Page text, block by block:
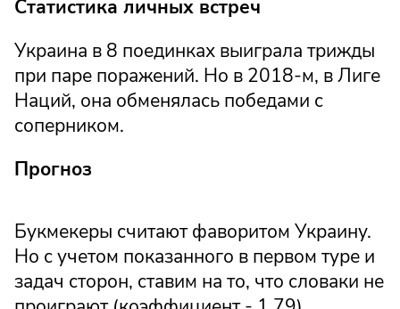
Статистика личных встреч
Украина в 8 поединках выиграла трижды
при паре поражений. Но в 2018-м, в Лиге
Наций, она обменялась победами с
соперником.
Прогноз
Букмекеры считают фаворитом Украину.
Но с учетом показанного в первом туре и
задач сторон, ставим на то, что словаки не